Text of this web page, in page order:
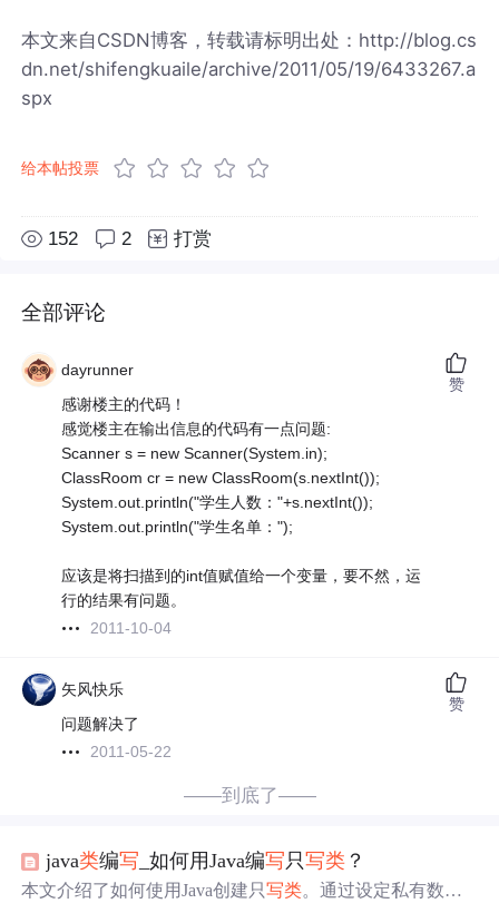
本文来自CSDN博客，转载请标明出处：http://blog.cs
dn.net/shifengkuaile/archive/2011/05/19/6433267.a
spx
给本帖投票
152 2 打赏
全部评论
dayrunner
感谢楼主的代码！
感觉楼主在输出信息的代码有一点问题:
Scanner s = new Scanner(System.in);
ClassRoom cr = new ClassRoom(s.nextInt());
System.out.println("学生人数："+s.nextInt());
System.out.println("学生名单：");
应该是将扫描到的int值赋值给一个变量，要不然，运
行的结果有问题。
2011-10-04
赞
矢风快乐
问题解决了
2011-05-22
赞
——到底了——
java类编写 _如何用Java编写只写类 ？
本文介绍了如何使用Java创建只写类。通过设定私有数据